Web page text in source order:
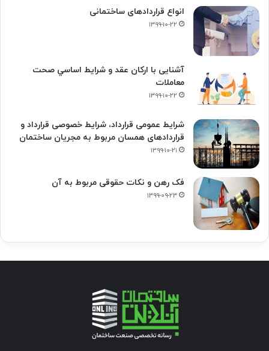
انواع قراردادهای ساختمانی
۱۳۹۹-۱۰-۲۲
آشنایی با ارکان عقد و شرايط اساسي صحت
معاملات
۱۳۹۹-۱۰-۲۲
شرایط عمومی قرارداد، شرایط خصوصی قرارداد و
قراردادهای همسان مربوط به مجریان ساختمان
۱۳۹۹-۱۰-۲۱
فک‌ رهن و نکات حقوقی مربوط به آن
۱۳۹۹-۰۹-۲۳